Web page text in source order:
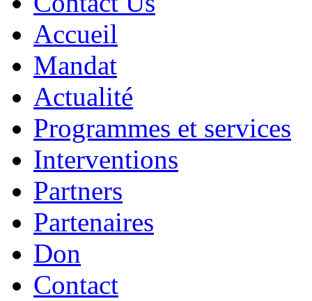
Accueil
Mandat
Actualité
Programmes et services
Interventions
Partners
Partenaires
Don
Contact